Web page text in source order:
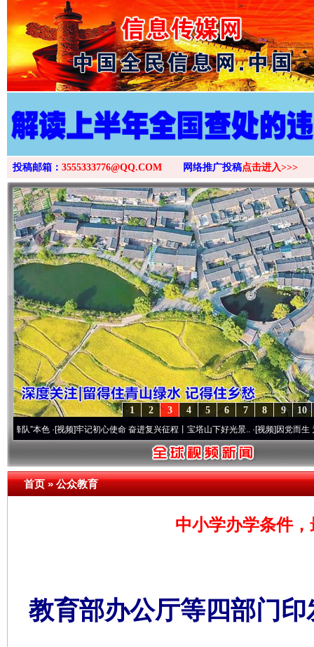
>
投稿邮箱： 3555333776@QQ.COM 网络推广投稿点击进入>>>
10
9
8
7
6
5
4
3
2
1
·[视频]牢记初心使命 奋进复兴征程丨宝塔山下好光景..·[视频]因党而生 为党而战
首页»公众教育
中小学办学条件
教育部办公厅等四部门